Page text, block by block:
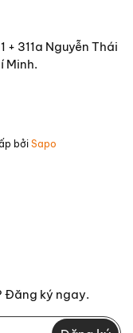
311a Nguyễn Thái
Minh.
bởiSapo
Đăng ký ngay.